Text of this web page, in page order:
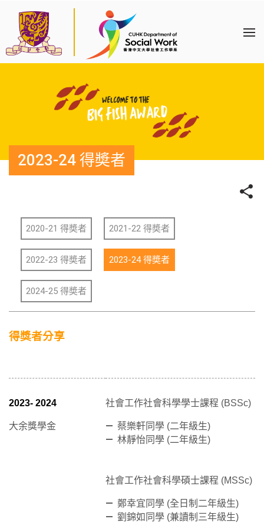
2023-24 得奬者
2020-21 得奬者 2021-22 得奬者
2022-23 得奬者 2023-24 得奬者
2024-25 得奬者
得獎者分享
2023- 2024
大余獎學金
社會工作社會科學學士課程 (BSSc)
蔡樂軒同學 (二年級生)
林靜怡同學 (二年級生)
社會工作社會科學碩士課程 (MSSc)
鄭幸宜同學 (全日制二年級生)
劉錦如同學 (兼讀制三年級生)